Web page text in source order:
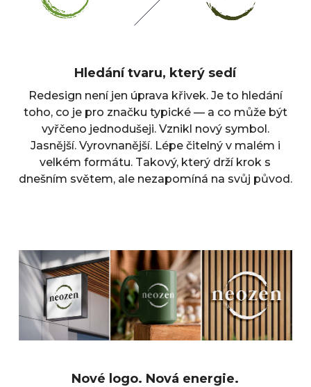
Hledání tvaru, který sedí
Redesign není jen úprava křivek. Je to hledání
toho, co je pro značku typické — a co může být
vyřčeno jednodušeji. Vznikl nový symbol.
Jasnější. Vyrovnanější. Lépe čitelný v malém i
velkém formátu. Takový, který drží krok s
dnešním světem, ale nezapomíná na svůj původ.
Nové logo. Nová energie.